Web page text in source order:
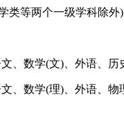
类等两个一级学科除外
、数学(文)、外语、历
、数学(理)、外语、物